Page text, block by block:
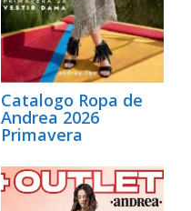
Catalogo Ropa de
Andrea 2026
Primavera